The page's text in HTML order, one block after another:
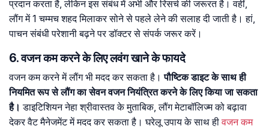
प्रदान करता है, लेकिन इस संबंध में अभी और रिसर्च की जरूरत है। वहीं,
लौंग में 1 चम्मच शहद मिलाकर सोने से पहले लेने की सलाह दी जाती है। हां,
पाचन संबंधी परेशानी बढ़ने पर डॉक्टर से संपर्क जरूर करें।
6. वजन कम करने के लिए लवंग खाने के फायदे
वजन कम करने में लौंग भी मदद कर सकता है।पौष्टिक डाइट के साथ ही
नियमित रूप से लौंग का सेवन वजन नियंत्रित करने के लिए किया जा सकता
है। डाइटिशियन नेहा श्रीवास्तव के मुताबिक, लौंग मेटाबॉलिज्म को बढ़ावा
देकर वैट मैनेजमेंट में मदद कर सकता है। घरेलू उपाय के साथ हीवजन कम